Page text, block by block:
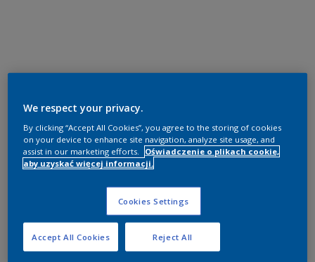
We respect your privacy.
By clicking “Accept All Cookies”, you agree to the storing of cookies
on your device to enhance site navigation, analyze site usage, and
assist in our marketing efforts.
Oświadczenie o plikach cookie,
aby uzyskać więcej informacji.
Cookies Settings
Reject All
Accept All Cookies